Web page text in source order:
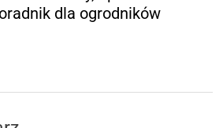
dla ogrodników